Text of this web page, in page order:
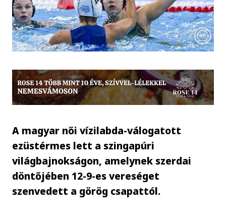
A magyar női vízilabda-válogatott
ezüstérmes lett a szingapúri
világbajnokságon, amelynek szerdai
döntőjében 12-9-es vereséget
szenvedett a görög csapattól.